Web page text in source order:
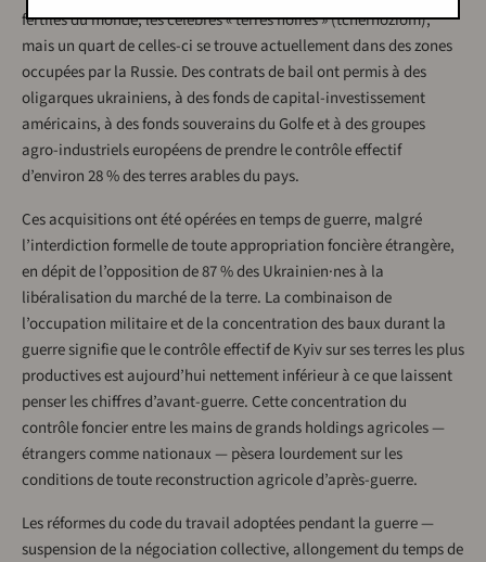
fertiles du monde, les célèbres « terres noires » (tchernoziom),
mais un quart de celles-ci se trouve actuellement dans des zones
occupées par la Russie. Des contrats de bail ont permis à des
oligarques ukrainiens, à des fonds de capital-investissement
américains, à des fonds souverains du Golfe et à des groupes
agro-industriels européens de prendre le contrôle effectif
d’environ 28 % des terres arables du pays.
Ces acquisitions ont été opérées en temps de guerre, malgré
l’interdiction formelle de toute appropriation foncière étrangère,
en dépit de l’opposition de 87 % des Ukrainien·nes à la
libéralisation du marché de la terre. La combinaison de
l’occupation militaire et de la concentration des baux durant la
guerre signifie que le contrôle effectif de Kyiv sur ses terres les plus
productives est aujourd’hui nettement inférieur à ce que laissent
penser les chiffres d’avant-guerre. Cette concentration du
contrôle foncier entre les mains de grands holdings agricoles —
étrangers comme nationaux — pèsera lourdement sur les
conditions de toute reconstruction agricole d’après-guerre.
Les réformes du code du travail adoptées pendant la guerre —
suspension de la négociation collective, allongement du temps de